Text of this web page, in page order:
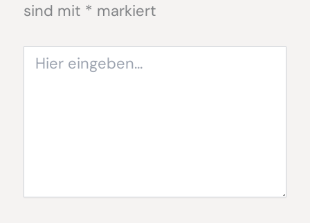
sind mit * markiert
eingeben…